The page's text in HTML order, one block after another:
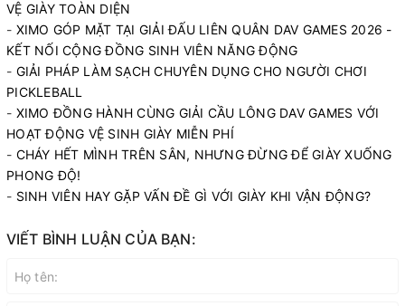
VỆ GIÀY TOÀN DIỆN
- XIMO GÓP MẶT TẠI GIẢI ĐẤU LIÊN QUÂN DAV GAMES 2026 -
KẾT NỐI CỘNG ĐỒNG SINH VIÊN NĂNG ĐỘNG
- GIẢI PHÁP LÀM SẠCH CHUYÊN DỤNG CHO NGƯỜI CHƠI
PICKLEBALL
- XIMO ĐỒNG HÀNH CÙNG GIẢI CẦU LÔNG DAV GAMES VỚI
HOẠT ĐỘNG VỆ SINH GIÀY MIỄN PHÍ
- CHÁY HẾT MÌNH TRÊN SÂN, NHƯNG ĐỪNG ĐỂ GIÀY XUỐNG
PHONG ĐỘ!
- SINH VIÊN HAY GẶP VẤN ĐỀ GÌ VỚI GIÀY KHI VẬN ĐỘNG?
VIẾT BÌNH LUẬN CỦA BẠN: